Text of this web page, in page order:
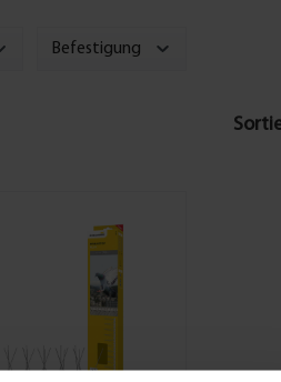
Befestigung